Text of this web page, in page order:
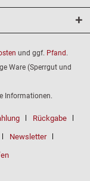
und ggf. Pfand .
Ware (Sperrgut und
Informationen.
Rückgabe
Newsletter